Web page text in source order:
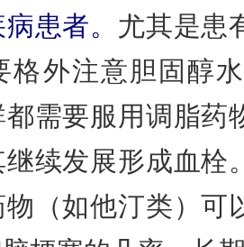
患者。 尤其是患
格外注意胆固醇
需要服用调脂药
续发展形成血栓
（如他汀类）可